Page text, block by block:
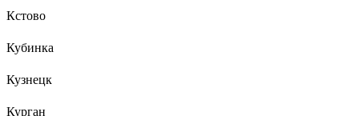
Кстово
Кубинка
Кузнецк
Курган